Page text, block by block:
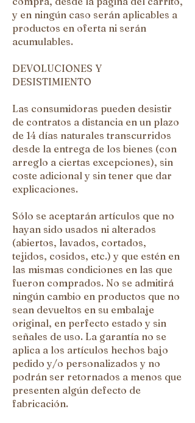
y en ningún caso serán aplicables a
productos en oferta ni serán
acumulables.
DEVOLUCIONES Y
DESISTIMIENTO
Las consumidoras pueden desistir
de contratos a distancia en un plazo
de 14 días naturales transcurridos
desde la entrega de los bienes (con
arreglo a ciertas excepciones), sin
coste adicional y sin tener que dar
explicaciones.
Sólo se aceptarán artículos que no
hayan sido usados ni alterados
(abiertos, lavados, cortados,
tejidos, cosidos, etc.) y que estén en
las mismas condiciones en las que
fueron comprados. No se admitirá
ningún cambio en productos que no
sean devueltos en su embalaje
original, en perfecto estado y sin
señales de uso. La garantía no se
aplica a los artículos hechos bajo
pedido y/o personalizados y no
podrán ser retornados a menos que
presenten algún defecto de
fabricación.